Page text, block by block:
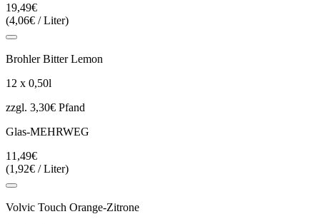
19,49€
(4,06€ / Liter)
Brohler Bitter Lemon
12 x 0,50l
zzgl. 3,30€ Pfand
Glas-MEHRWEG
11,49€
(1,92€ / Liter)
Volvic Touch Orange-Zitrone